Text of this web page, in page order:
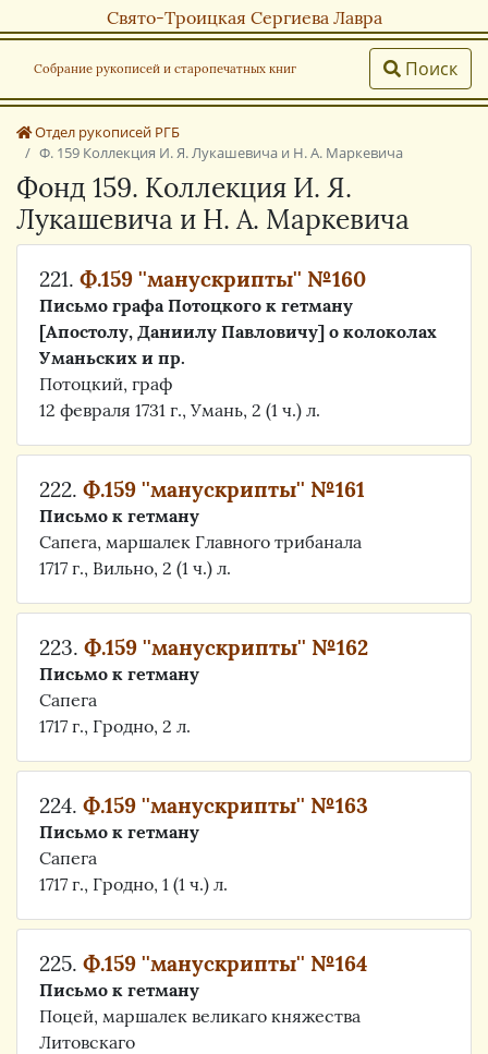
Свято-Троицкая Сергиева Лавра
Собрание рукописей и старопечатных книг Поиск
Отдел рукописей РГБ
Ф. 159 Коллекция И. Я. Лукашевича и Н. А. Маркевича
Фонд 159. Коллекция И. Я.
Лукашевича и Н. А. Маркевича
221. Ф.159 ''манускрипты'' №160
Письмо графа Потоцкого к гетману
[Апостолу, Даниилу Павловичу] о колоколах
Уманьских и пр.
Потоцкий, граф
12 февраля 1731 г., Умань, 2 (1 ч.) л.
222. Ф.159 ''манускрипты'' №161
Письмо к гетману
Сапега, маршалек Главного трибанала
1717 г., Вильно, 2 (1 ч.) л.
223. Ф.159 ''манускрипты'' №162
Письмо к гетману
Сапега
1717 г., Гродно, 2 л.
224. Ф.159 ''манускрипты'' №163
Письмо к гетману
Сапега
1717 г., Гродно, 1 (1 ч.) л.
225. Ф.159 ''манускрипты'' №164
Письмо к гетману
Поцей, маршалек великаго княжества
Литовскаго